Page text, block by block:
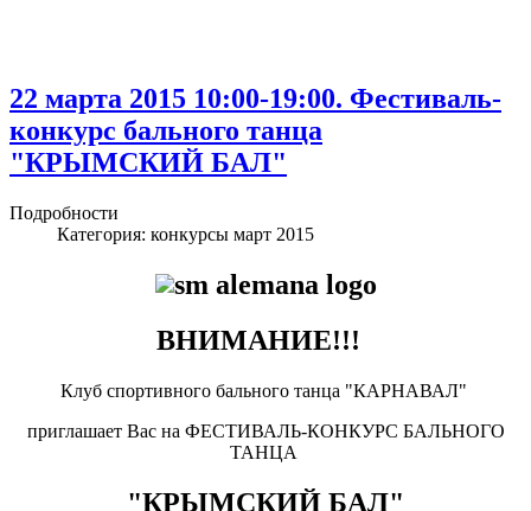
22 марта 2015 10:00-19:00. Фестиваль-
конкурс бального танца
"КРЫМСКИЙ БАЛ"
Подробности
Категория: конкурсы март 2015
ВНИМАНИЕ!!!
Клуб спортивного бального танца "КАРНАВАЛ"
приглашает Вас на ФЕСТИВАЛЬ-КОНКУРС БАЛЬНОГО
ТАНЦА
"КРЫМСКИЙ БАЛ"